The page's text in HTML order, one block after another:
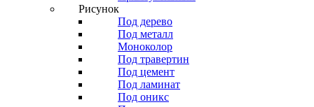
Рисунок
Под дерево
Под металл
Моноколор
Под травертин
Под цемент
Под ламинат
Под оникс